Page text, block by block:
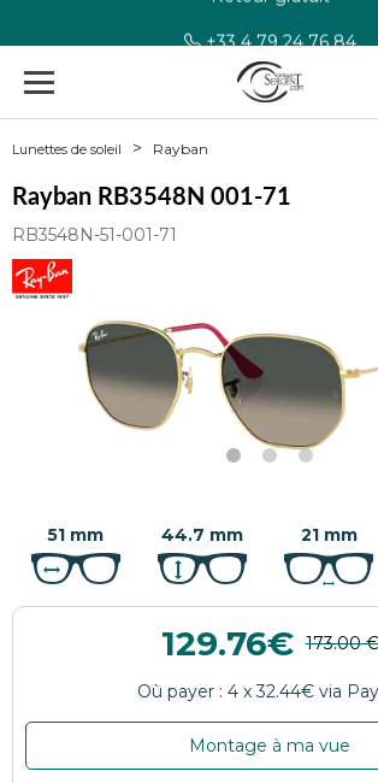
+33 4 79 24 76 84
Lunettes de soleil Rayban
Rayban RB3548N 001-71
RB3548N-51-001-71
51 mm 44.7 mm 21 mm
129.76
Montage à ma vue